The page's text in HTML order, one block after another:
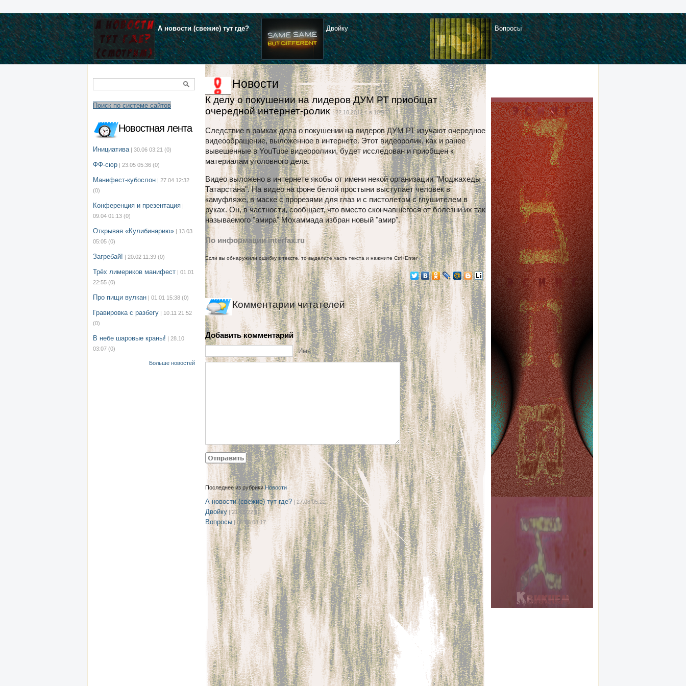
А новости (свежие) тут где? Двойку Вопросы
Поиск по системе сайтов
Новостная лента
Инициатива | 30.06 03:21 (0)
ФФ-сюр | 23.05 05:36 (0)
Манифест-кубослон | 27.04 12:32
(0)
Конференция и презентация |
09.04 01:13 (0)
Открывая «Кулибинарию» | 13.03
05:05 (0)
Загребай! | 20.02 11:39 (0)
Трёх лимериков манифест | 01.01
22:55 (0)
Про пищи вулкан | 01.01 15:38 (0)
Гравировка с разбегу | 10.11 21:52
(0)
В небе шаровые краны! | 28.10
03:07 (0)
Больше новостей
Новости
К делу о покушении на лидеров ДУМ РТ приобщат
очередной интернет-ролик| 22.10.2012 г. в 10:05
Следствие в рамках дела о покушении на лидеров ДУМ РТ изучают очередное
видеообращение, выложенное в интернете. Этот видеоролик, как и ранее
вывешенные в YouTube видеоролики, будет исследован и приобщен к
материалам уголовного дела.
Видео выложено в интернете якобы от имени некой организации "Моджахеды
Татарстана". На видео на фоне белой простыни выступает человек в
камуфляже, в маске с прорезями для глаз и с пистолетом с глушителем в
руках. Он, в частности, сообщает, что вместо скончавшегося от болезни их так
называемого "амира" Мохаммада избран новый "амир".
По информации interfax.ru
Если вы обнаружили ошибку в тексте, то выделите часть текста и нажмите Ctrl+Enter
Комментарии читателей
Добавить комментарий
Имя
Последнее из рубрикиНовости
А новости (свежие) тут где? | 27.08 05:22
Двойку| 21.08 22:12
Вопросы| 08.08 08:17